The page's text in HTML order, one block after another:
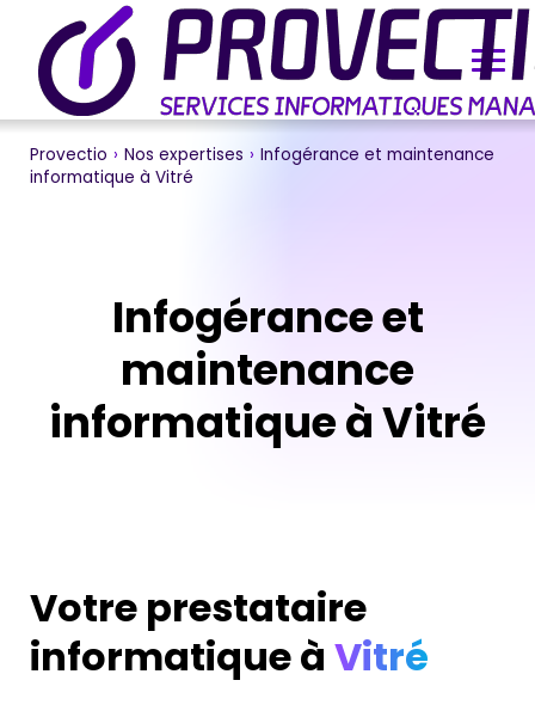
Provectio › Nos expertises › Infogérance et maintenance
informatique à Vitré
Infogérance et
maintenance
informatique à Vitré
Votre prestataire
informatique à Vitré